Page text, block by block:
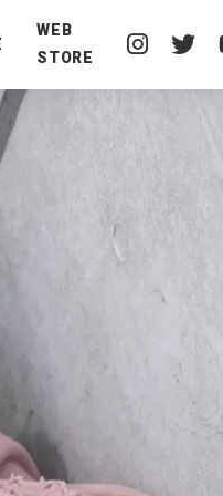
WEB
STORE